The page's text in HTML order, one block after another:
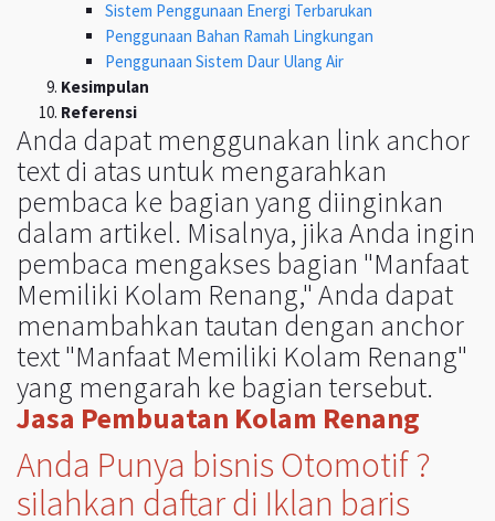
Sistem Penggunaan Energi Terbarukan
Penggunaan Bahan Ramah Lingkungan
Penggunaan Sistem Daur Ulang Air
Kesimpulan
Referensi
Anda dapat menggunakan link anchor
text di atas untuk mengarahkan
pembaca ke bagian yang diinginkan
dalam artikel. Misalnya, jika Anda ingin
pembaca mengakses bagian "Manfaat
Memiliki Kolam Renang," Anda dapat
menambahkan tautan dengan anchor
text "Manfaat Memiliki Kolam Renang"
yang mengarah ke bagian tersebut.
Jasa Pembuatan Kolam Renang
Anda Punya bisnis Otomotif ?
silahkan daftar di Iklan baris